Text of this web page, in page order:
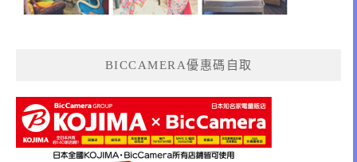
BICCAMERA優惠碼自取